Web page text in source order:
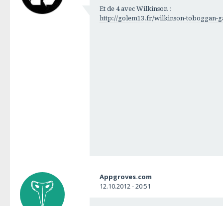
Et de 4 avec Wilkinson :
http://golem13.fr/wilkinson-toboggan-
Appgroves.com
12.10.2012 - 20:51